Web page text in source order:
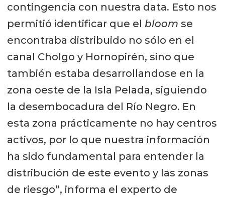
contingencia con nuestra data. Esto nos
permitió identificar que el bloom se
encontraba distribuido no sólo en el
canal Cholgo y Hornopirén, sino que
también estaba desarrollandose en la
zona oeste de la Isla Pelada, siguiendo
la desembocadura del Río Negro. En
esta zona prácticamente no hay centros
activos, por lo que nuestra información
ha sido fundamental para entender la
distribución de este evento y las zonas
de riesgo”, informa el experto de